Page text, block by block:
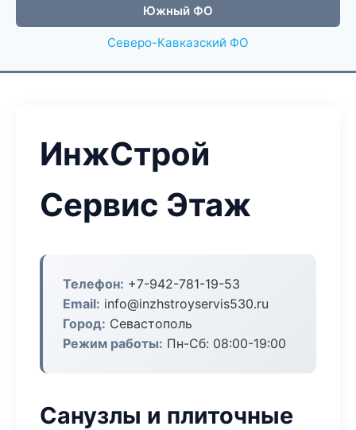
Южный ФО
Северо-Кавказский ФО
ИнжСтрой
Сервис Этаж
Телефон: +7-942-781-19-53
Email: info@inzhstroyservis530.ru
Город: Севастополь
Режим работы: Пн-Сб: 08:00-19:00
Санузлы и плиточные